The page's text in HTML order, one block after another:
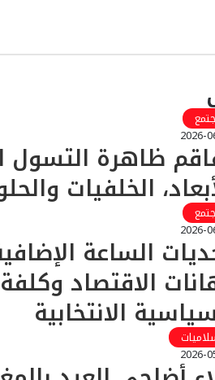
2026-
ظاهرة التسول
الخلفيات
2026-
الساعة
الاقتصاد
الانتخابية
2026-